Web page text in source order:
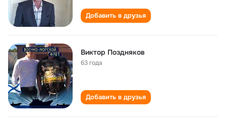
Добавить в друзья
Виктор Поздняков
63 года
Добавить в друзья